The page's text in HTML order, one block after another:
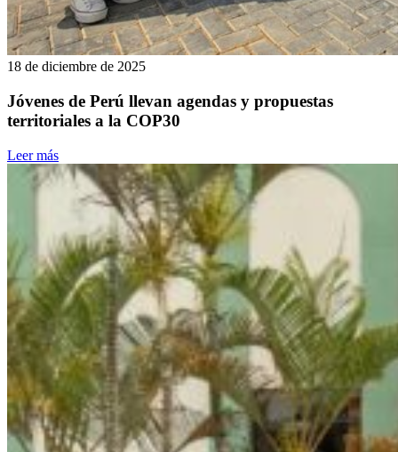
18 de diciembre de 2025
Jóvenes de Perú llevan agendas y propuestas
territoriales a la COP30
Leer más